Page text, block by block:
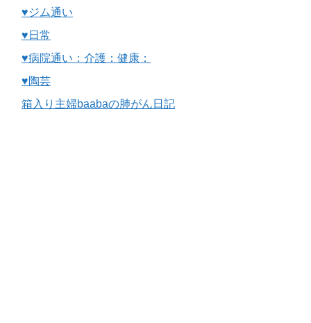
♥ジム通い
♥日常
♥病院通い：介護：健康：
♥陶芸
箱入り主婦baabaの肺がん日記